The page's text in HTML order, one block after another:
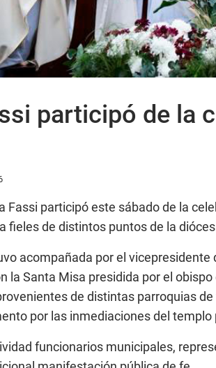
participó de la
Fassi participó este sábado de la
fieles de distintos puntos de la
acompañada por el
la Santa Misa presidida por el
de distintas parroquias
por las inmediaciones del templo
funcionarios municipales,